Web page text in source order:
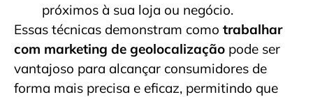
próximos à sua loja ou negócio.
Essas técnicas demonstram como trabalhar
com marketing de geolocalização pode ser
vantajoso para alcançar consumidores de
forma mais precisa e eficaz, permitindo que